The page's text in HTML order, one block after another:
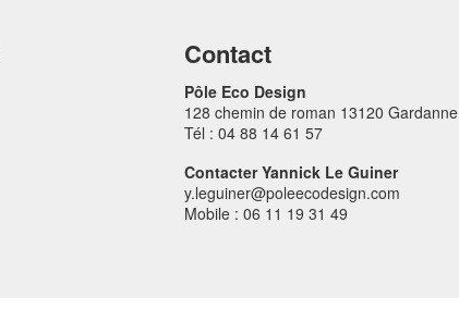
Contact
Pôle Eco Design
128 chemin de roman 13120 Gardanne
Tél : 04 88 14 61 57
Contacter Yannick Le Guiner
y.leguiner@poleecodesign.com
Mobile : 06 11 19 31 49